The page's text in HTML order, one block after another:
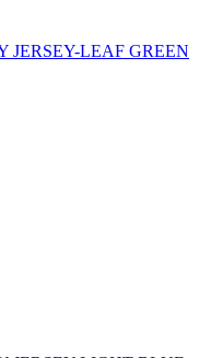
JERSEY-LEAF GREEN